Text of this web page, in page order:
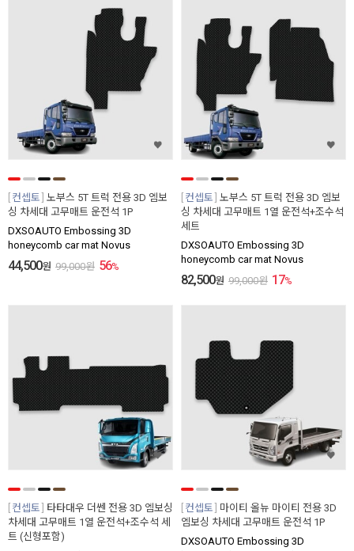
컨셉토 노부스 5T 트럭 전용 3D 엠보
싱 차세대 고무매트 운전석 1P
DXSOAUTO Embossing 3D
honeycomb car mat Novus
44,500원 99,000원 56%
컨셉토 노부스 5T 트럭 전용 3D 엠보
싱 차세대 고무매트 1열 운전석+조수석
세트
DXSOAUTO Embossing 3D
honeycomb car mat Novus
82,500원 99,000원 17%
컨셉토
타타대우 더쎈 전용 3D 엠보싱
차세대 고무매트 1열 운전석+조수석 세
트 (신형포함)
컨셉토
마이티 올뉴 마이티 전용 3D
엠보싱 차세대 고무매트 운전석 1P
DXSOAUTO Embossing 3D